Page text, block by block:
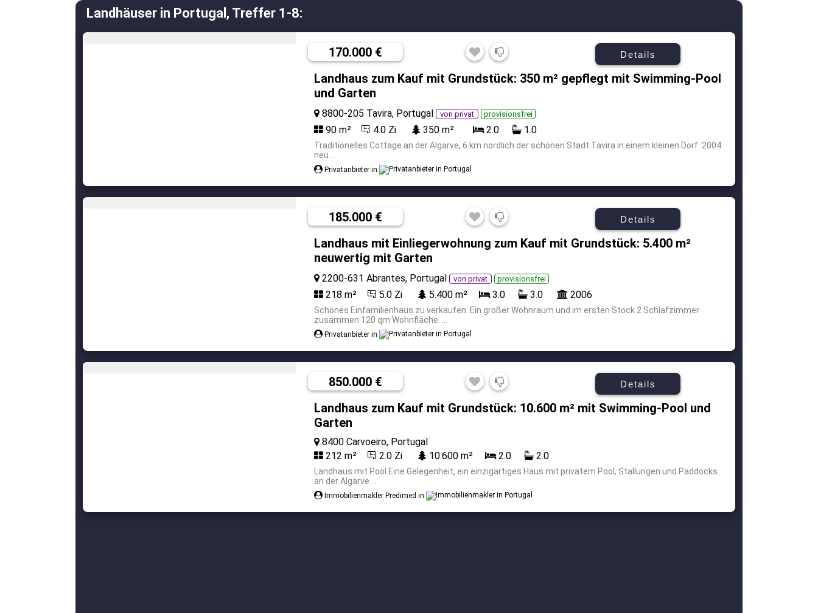
Landhäuser in Portugal, Treffer 1-8:
170.000 € Details
Landhaus zum Kauf mit Grundstück: 350 m² gepflegt mit Swimming-Pool
und Garten
8800-205 Tavira, Portugal von privat provisionsfrei
90 m² 4.0 Zi 350 m² 2.0 1.0
Traditionelles Cottage an der Algarve, 6 km nördlich der schönen Stadt Tavira in einem kleinen Dorf. 2004
neu ...
Privatanbieter in
185.000 € Details
Landhaus mit Einliegerwohnung zum Kauf mit Grundstück: 5.400 m²
neuwertig mit Garten
2200-631 Abrantes, Portugal von privat provisionsfrei
218 m² 5.0 Zi 5.400 m² 3.0 3.0 2006
Schönes Einfamilienhaus zu verkaufen. Ein großer Wohnraum und im ersten Stock 2 Schlafzimmer
zusammen 120 qm Wohnfläche. ...
Privatanbieter in
850.000 € Details
Landhaus zum Kauf mit Grundstück: 10.600 m² mit Swimming-Pool und
Garten
8400 Carvoeiro, Portugal
212 m²
2.0 Zi 10.600 m² 2.0 2.0
Landhaus mit Pool Eine Gelegenheit, ein einzigartiges Haus mit privatem Pool, Stallungen und Paddocks
an der Algarve ...
Immobilienmakler Predimed in